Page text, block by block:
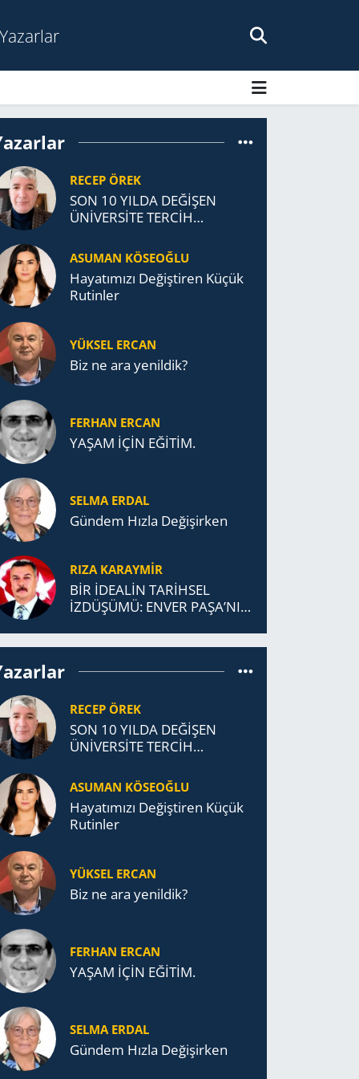
Yazarlar
RECEP ÖREK
SON 10 YILDA DEĞİŞEN
ÜNİVERSİTE TERCİH
ASUMAN KÖSEOĞLU
Ha­ya­tı­mı­zı De­ğiş­ti­ren Küçük
Ru­tin­ler
YÜKSEL ERCAN
Biz ne ara yenildik?
FERHAN ERCAN
YAŞAM İÇİN EĞİTİM.
SELMA ERDAL
Gündem Hızla Değişirken
RIZA KARAYMIR
BİR İDEALİN TARİHSEL
İZDÜŞÜMÜ: ENVER PAŞA’NIN
MİRASI
RECEP ÖREK
SON 10 YILDA DEĞİŞEN
ÜNİVERSİTE TERCİH
ASUMAN KÖSEOĞLU
Ha­ya­tı­mı­zı De­ğiş­ti­ren Küçük
Ru­tin­ler
YÜKSEL ERCAN
Biz ne ara yenildik?
FERHAN ERCAN
YAŞAM İÇİN EĞİTİM.
SELMA ERDAL
Gündem Hızla Değişirken